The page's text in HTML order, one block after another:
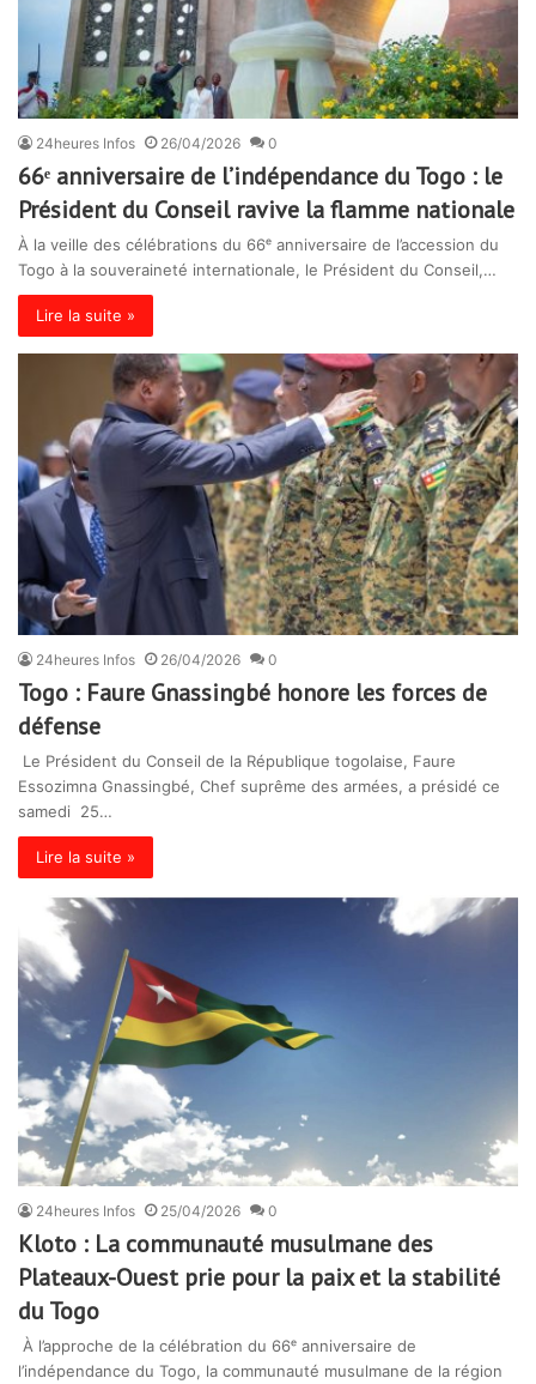
24heures Infos 26/04/2026 0
66ᵉ anniversaire de l’indépendance du Togo : le
Président du Conseil ravive la flamme nationale
À la veille des célébrations du 66ᵉ anniversaire de l’accession du
Togo à la souveraineté internationale, le Président du Conseil,…
Lire la suite »
24heures Infos 26/04/2026 0
Togo : Faure Gnassingbé honore les forces de
défense
Le Président du Conseil de la République togolaise, Faure
Essozimna Gnassingbé, Chef suprême des armées, a présidé ce
samedi 25…
Lire la suite »
24heures Infos 25/04/2026 0
Kloto : La communauté musulmane des
Plateaux-Ouest prie pour la paix et la stabilité
du Togo
À l’approche de la célébration du 66ᵉ anniversaire de
l’indépendance du Togo, la communauté musulmane de la région